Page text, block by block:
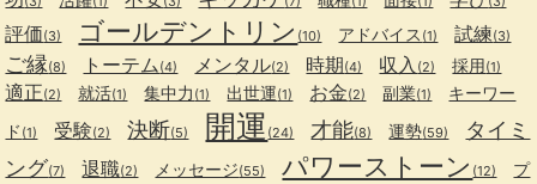
評価(3) ゴールデントリン (10) アドバイス (1) 試練(3)
ご縁(8) トーテム (4) メンタル(2) 時期(4) 収入 (2) 採用(1)
適正(2) 就活(1) 集中力 (1) 出世運(1) お金(2) 副業(1)
キーワー
ド (1) 受験(2) 決断(5) 開運 (24) 才能(8) 運勢(59)
タイミ
ング(7) 退職(2) メッセージ(55) パワーストーン (12)
プ